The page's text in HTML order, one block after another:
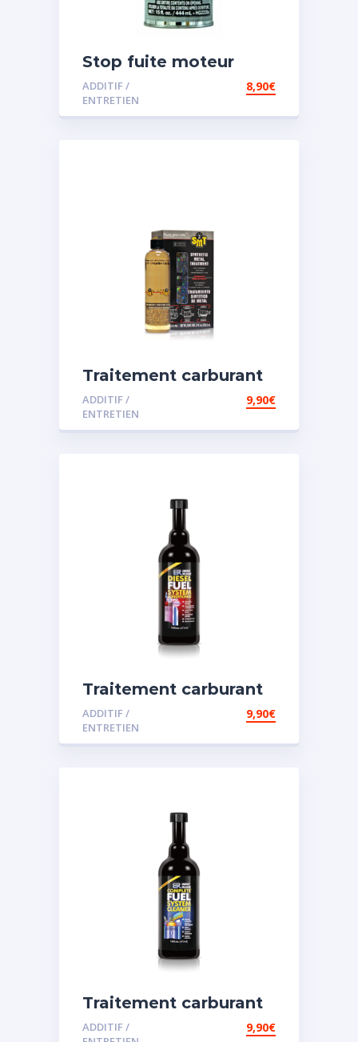
Stop fuite moteur
ADDITIF /
ENTRETIEN
8,90€
Traitement carburant
spécial essence
ADDITIF /
ENTRETIEN
9,90€
Traitement carburant
spécial diesel
ADDITIF /
ENTRETIEN
9,90€
Traitement carburant
diesel et essence
ADDITIF /
9,90€